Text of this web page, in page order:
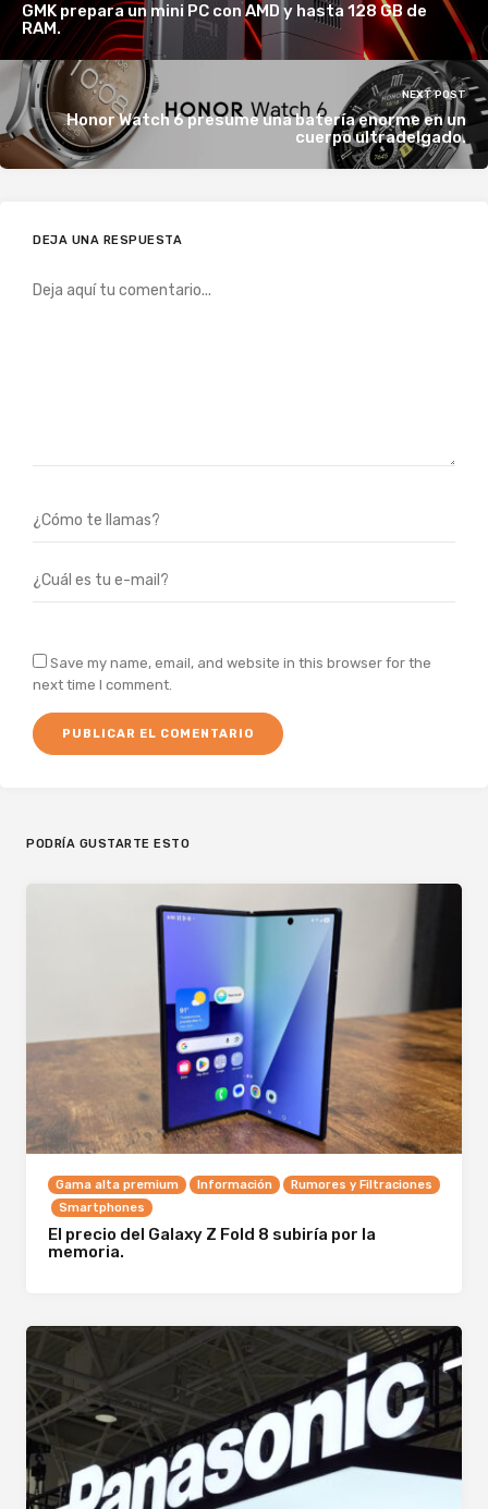
GMK prepara un mini PC con AMD y hasta 128 GB de
RAM.
NEXT POST
Honor Watch 6 presume una batería enorme en un
cuerpo ultradelgado.
DEJA UNA RESPUESTA
Save my name, email, and website in this browser for the
next time I comment.
PODRÍA GUSTARTE ESTO
Gama alta premium Información
Rumores y Filtraciones
Smartphones
El precio del Galaxy Z Fold 8 subiría por la
memoria.